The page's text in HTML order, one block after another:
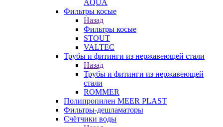
AQUA
Фильтры косые
Назад
Фильтры косые
STOUT
VALTEC
Трубы и фитинги из нержавеющей стали
Назад
Трубы и фитинги из нержавеющей
стали
ROMMER
Полипропилен MEER PLAST
Фильтры-дешламаторы
Счётчики воды